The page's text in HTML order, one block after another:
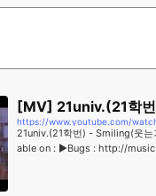
[MV] 21univ.(21학
https://www.youtube.com/
21univ.(21학번) - Smiling(웃
able on : ▶Bugs : http://